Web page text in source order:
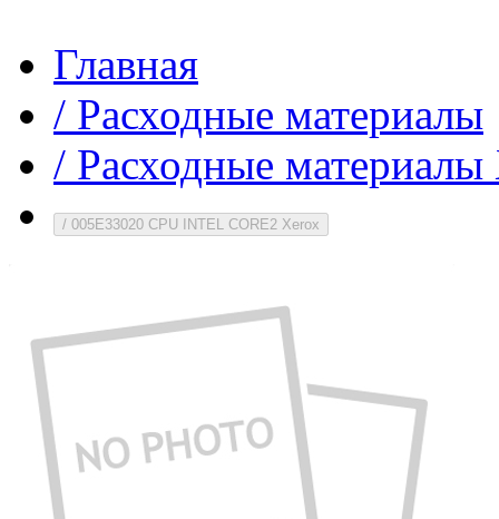
Главная
/ Расходные материалы
/ Расходные
/ 005E33020 CPU INTEL CORE2 Xerox